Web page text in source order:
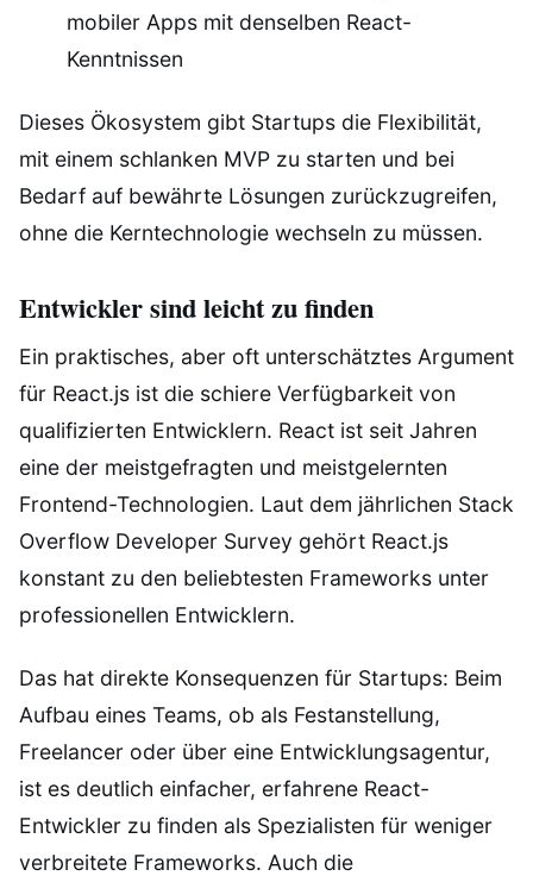
mobiler Apps mit denselben React-
Kenntnissen
Dieses Ökosystem gibt Startups die Flexibilität,
mit einem schlanken MVP zu starten und bei
Bedarf auf bewährte Lösungen zurückzugreifen,
ohne die Kerntechnologie wechseln zu müssen.
Entwickler sind leicht zu finden
Ein praktisches, aber oft unterschätztes Argument
für React.js ist die schiere Verfügbarkeit von
qualifizierten Entwicklern. React ist seit Jahren
eine der meistgefragten und meistgelernten
Frontend-Technologien. Laut dem jährlichen Stack
Overflow Developer Survey gehört React.js
konstant zu den beliebtesten Frameworks unter
professionellen Entwicklern.
Das hat direkte Konsequenzen für Startups: Beim
Aufbau eines Teams, ob als Festanstellung,
Freelancer oder über eine Entwicklungsagentur,
ist es deutlich einfacher, erfahrene React-
Entwickler zu finden als Spezialisten für weniger
verbreitete Frameworks. Auch die